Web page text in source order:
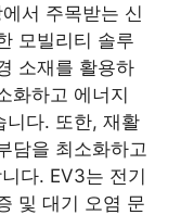
서 주목받는 신
모빌리티 솔루
소재를 활용하
화하고 에너지
니다. 또한, 재활
담을 최소화하고
다. EV3는 전기
및 대기 오염 문